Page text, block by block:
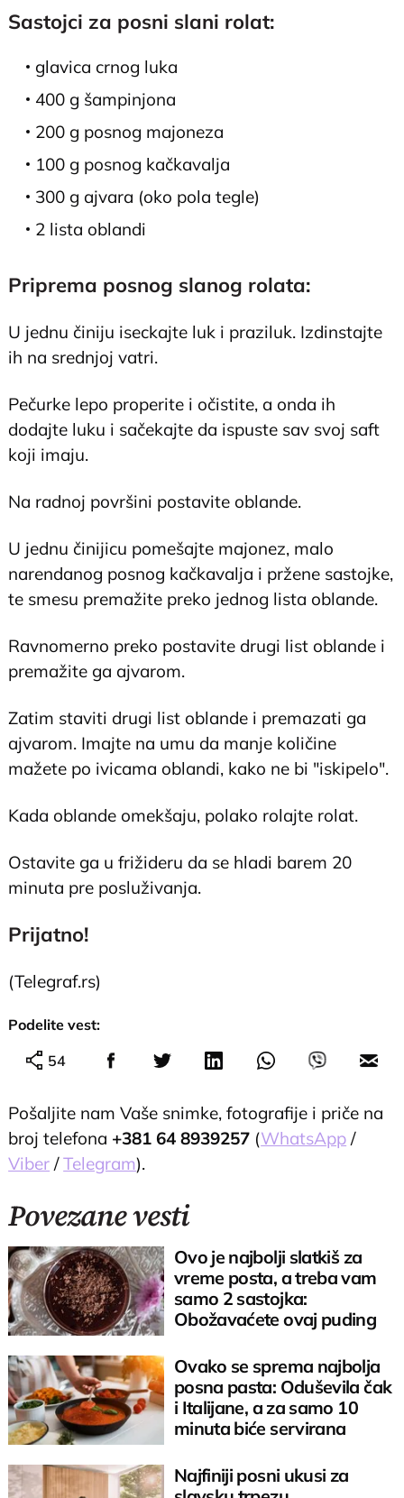
Sastojci za posni slani rolat:
glavica crnog luka
400 g šampinjona
200 g posnog majoneza
100 g posnog kačkavalja
300 g ajvara (oko pola tegle)
2 lista oblandi
Priprema posnog slanog rolata:
U jednu činiju iseckajte luk i praziluk. Izdinstajte
ih na srednjoj vatri.
Pečurke lepo properite i očistite, a onda ih
dodajte luku i sačekajte da ispuste sav svoj saft
koji imaju.
Na radnoj površini postavite oblande.
U jednu činijicu pomešajte majonez, malo
narendanog posnog kačkavalja i pržene sastojke,
te smesu premažite preko jednog lista oblande.
Ravnomerno preko postavite drugi list oblande i
premažite ga ajvarom.
Zatim staviti drugi list oblande i premazati ga
ajvarom. Imajte na umu da manje količine
mažete po ivicama oblandi, kako ne bi "iskipelo".
Kada oblande omekšaju, polako rolajte rolat.
Ostavite ga u frižideru da se hladi barem 20
minuta pre posluživanja.
Prijatno!
(Telegraf.rs)
Podelite vest:
54
Pošaljite nam Vaše snimke, fotografije i priče na
broj telefona +381 64 8939257 (WhatsApp /
Viber /Telegram).
Povezane vesti
Ovo je najbolji slatkiš za
vreme posta, a treba vam
samo 2 sastojka:
Obožavaćete ovaj puding
Ovako se sprema najbolja
posna pasta: Oduševila čak
i Italijane, a za samo 10
minuta biće servirana
Najfiniji posni ukusi za